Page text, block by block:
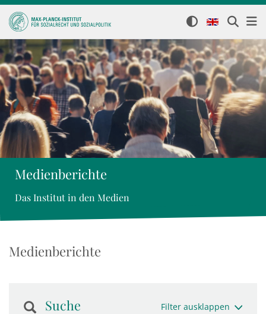
Medienberichte
Das Institut in den Medien
Medienberichte
Suche Filter ausklappen